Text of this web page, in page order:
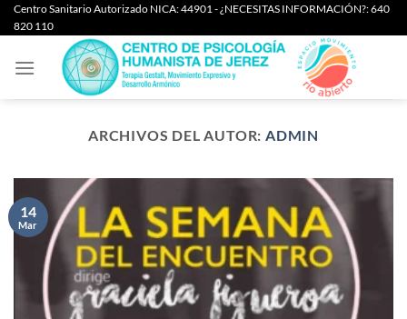
Saltar
al
Centro Sanitario Autorizado NICA: 44901 - ¿NECESITAS INFORMACIÓN?: 640
820 110
ARCHIVOS DEL AUTOR: ADMIN
14
Mar